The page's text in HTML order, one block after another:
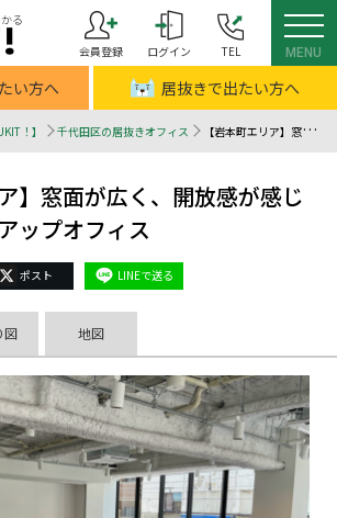
る
会員登録
ログイン TEL MENU
い方へ 居抜きで出たい方へ
！】 千代田区の居抜きオフィス 【岩本町エリア】窓面が広く、開放感が感じられるセットアップオフィス - 居抜きオフィスはINUKIT！（イヌキット）
】窓面が広く、開放感が感じ
ップオフィス
X Line
図 地図